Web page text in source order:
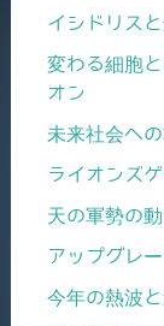
イシドリス
変わる細胞
オン
未来社会へ
ライオンズ
天の軍勢の
アップグレ
今年の熱波